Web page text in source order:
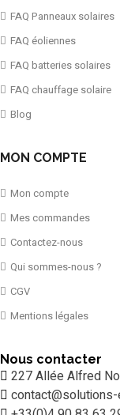
FAQ Panneaux solaires
FAQ éoliennes
FAQ batteries solaires
FAQ chauffage solaire
Blog
MON COMPTE
Mon compte
Mes commandes
Contactez-nous
Qui sommes-nous ?
CGV
Mentions légales
Nous contacter
227 Allée Alfred